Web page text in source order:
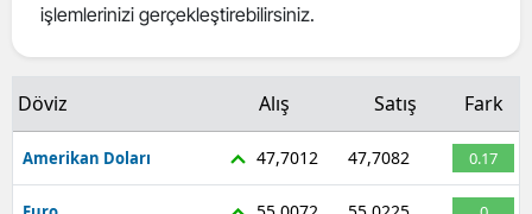
Isparta
Mersin
işlemlerinizi gerçekleştirebilirsiniz.
Döviz Alış Satış Fark
Amerikan Doları 47,7012 47,7082 0.17